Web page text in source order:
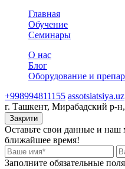
Главная
Обучение
Семинары
О нас
Блог
Оборудование и
+998994811155
г. Ташкент, Мирабадский р-
Закрити
Оставьте свои данные и наш
ближайшее время!
Заполните обязательные поля